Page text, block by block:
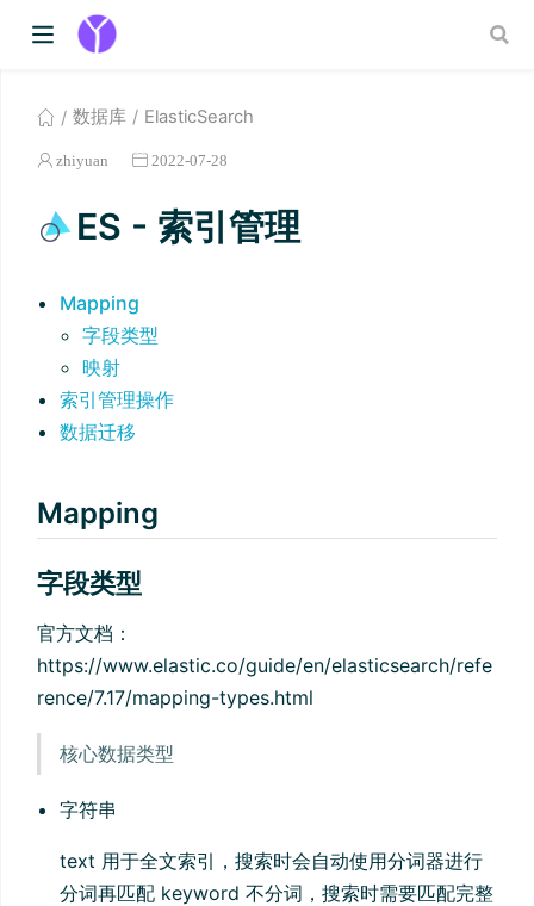
数据库 ElasticSearch
zhiyuan 2022-07-28
ES - 索引管理
Mapping
字段类型
映射
索引管理操作
数据迁移
Mapping
字段类型
官方文档：
https://www.elastic.co/guide/en/elasticsearch/refe
rence/7.17/mapping-types.html
核心数据类型
字符串
text ⽤于全⽂索引，搜索时会自动使用分词器进⾏
分词再匹配 keyword 不分词，搜索时需要匹配完整